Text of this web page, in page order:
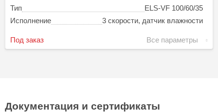
Тип
ELS-VF 100/60/35
Исполнение
3 скорости, датчик влажности
Под заказ Все параметры
Документация и сертификаты